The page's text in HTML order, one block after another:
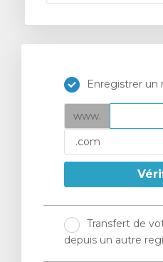
Enregistrer un
www.
Transfert de
depuis un autre